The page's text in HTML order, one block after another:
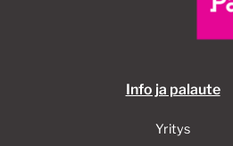
Info ja palaute
Yritys